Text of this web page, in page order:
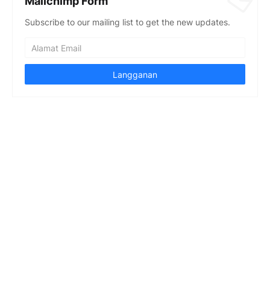
Subscribe to our mailing list to get the new updates.